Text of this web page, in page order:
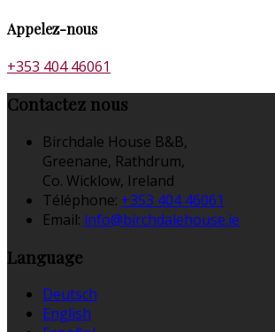
Appelez-nous
+353 404 46061
Contactez nous
Birchdale House B&B,
Greenane, Rathdrum,
Co. Wicklow, Ireland
Téléphone: +353 404 46061
Email: info@birchdalehouse.ie
Language
Deutsch
English